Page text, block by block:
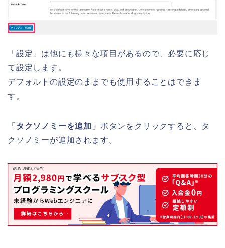
「設定」は他にも様々な項目があるので、必要に応じ
て設定します。
デフォルトの設定のままでも使用することはできま
す。
「タクソノミーを追加」 ボタンをクリックすると、タ
クソノミーが追加されます。